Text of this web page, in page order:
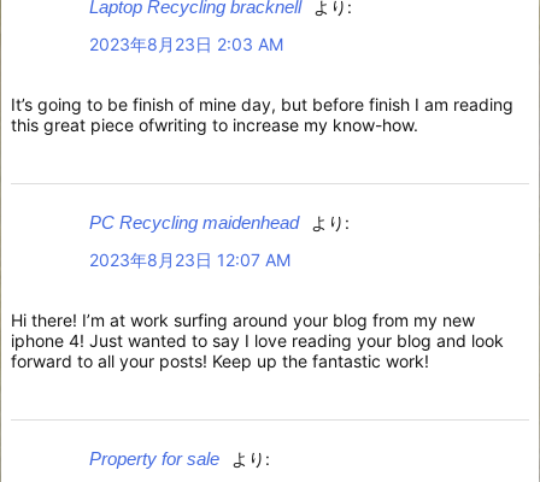
Laptop Recycling bracknell
より:
2023年8月23日 2:03 AM
It’s going to be finish of mine day, but before finish I am reading
this great piece ofwriting to increase my know-how.
PC Recycling maidenhead
より:
2023年8月23日 12:07 AM
Hi there! I’m at work surfing around your blog from my new
iphone 4! Just wanted to say I love reading your blog and look
forward to all your posts! Keep up the fantastic work!
Property for sale
より: